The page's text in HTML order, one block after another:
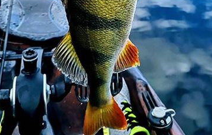
ein unvergleichliches Köderspiel.
sind wie reguläre Gummifische.
Entweder in der Original-Tüte